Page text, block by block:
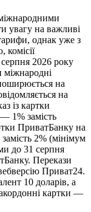
увагу на важливі
однак уже з
2026 року
міжнародні
на
на
із картки
1% замість
ПриватБанку на
2% (мінімум
до 31 серпня
Перекази
Приват24.
10 доларів, а
картки —